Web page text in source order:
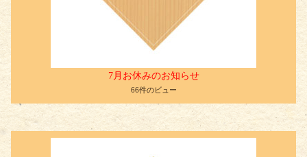
7月お休みのお知らせ
66件のビュー